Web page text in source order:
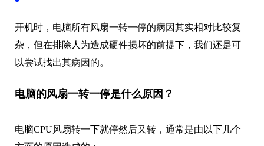
开机时，电脑所有风扇一转一停的病因其实相对比较复
杂，但在排除人为造成硬件损坏的前提下，我们还是可
以尝试找出其病因的。
电脑的风扇一转一停是什么原因？
电脑CPU风扇转一下就停然后又转，通常是由以下几个